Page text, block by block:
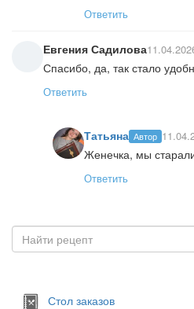
Ответить
Евгения Садилова
Спасибо, да, так стало
Ответить
Татьяна Автор
Женечка, мы
Ответить
Стол заказов